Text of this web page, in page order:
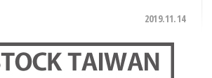
2019.11.14